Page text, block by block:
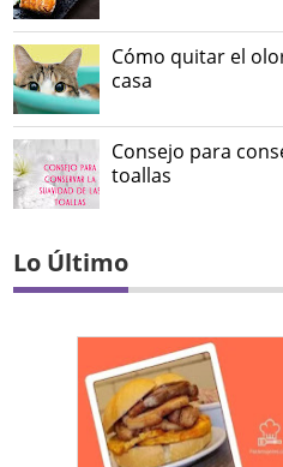
Cómo quitar el
casa
Consejo para
toallas
Lo Último